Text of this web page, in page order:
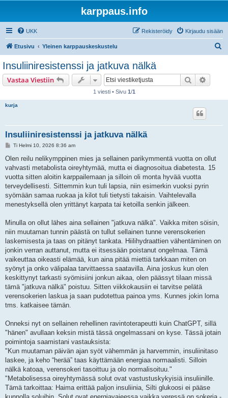
karppaus.info
UKK Kirjaudu sisään
Rekisteröidy
Etusivu Yleinen karppauskeskustelu
Insuliiniresistenssi ja jatkuva nälkä
Vastaa Viestiin Etsi
1 viesti • Sivu 1/1
kurja
Insuliiniresistenssi ja jatkuva nälkä
V
e
t
i
Ti Helmi 10, 2026 8:36 am
Olen reilu nelikymppinen mies ja sellainen parikymmentä vuotta on ollut
vahvasti metabolista oireyhtymää, mutta ei diagnosoitua diabetesta. 15
vuotta sitten aloitin karppailemaan ja silloin oli monta hyvää vuotta
terveydellisesti. Sittemmin kun tuli lapsia, niin esimerkin vuoksi pyrin
syömään samaa ruokaa ja kilot tuli tietysti takaisin. Vaihtelevalla
menestyksellä olen yrittänyt karpata tai ketoilla senkin jälkeen.
Minulla on ollut lähes aina sellainen "jatkuva nälkä". Vaikka miten söisin,
niin muutaman tunnin päästä on tullut sellainen tunne verensokerien
laskemisesta ja taas on pitänyt tankata. Hiilihydraattien vähentäminen on
jonkin verran auttanut, mutta ei itsessään poistanut ongelmaa. Tämä
vaikeuttaa oikeasti elämää, kun aina pitää miettiä tarkkaan miten on
syönyt ja onko välipalaa tarvittaessa saatavilla. Aina joskus kun olen
keskittynyt tarkasti syömisiini jonkun aikaa, olen päässyt tilaan missä
tämä "jatkuva nälkä" poistuu. Sitten viikkokausiin ei tarvitse pelätä
verensokerien laskua ja saan pudotettua painoa yms. Kunnes jokin loma
tms. katkaisee tämän.
Onneksi nyt on sellainen rehellinen ravintoterapeutti kuin ChatGPT, sillä
"hänen" avullaan keksin mistä tässä ongelmassani on kyse. Tässä jotain
poimintoja saamistani vastauksista:
"Kun muutaman päivän ajan syöt vähemmän ja harvemmin, insuliinitaso
laskee, ja keho “herää” taas käyttämään energiaa normaalisti. Silloin
nälkä katoaa, verensokeri tasoittuu ja olo normalisoituu."
"Metabolisessa oireyhtymässä solut ovat vastustuskykyisiä insuliinille.
Tämä tarkoittaa: Haima erittää paljon insuliinia, Silti glukoosi ei pääse